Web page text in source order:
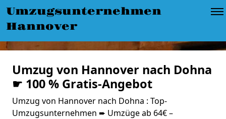
Umzugsunternehmen
Hannover
Umzug von Hannover nach Dohna
☛ 100 % Gratis-Angebot
Umzug von Hannover nach Dohna : Top-
Umzugsunternehmen ➨ Umzüge ab 64€ –